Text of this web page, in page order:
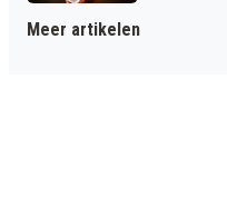
Meer artikelen